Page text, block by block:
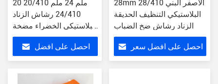
20 ملم 24 ملم 20/410
24/410 رشاش الزناد
البلاستيكي الخضراء مضخة
يدوية مصغرة
احصل على افضل
28mm 28/410 الأصفر البني
البلاستيكي التنظيف الحديقة
الزناد رشاش ضخ الضباب
احصل على افضل سعر